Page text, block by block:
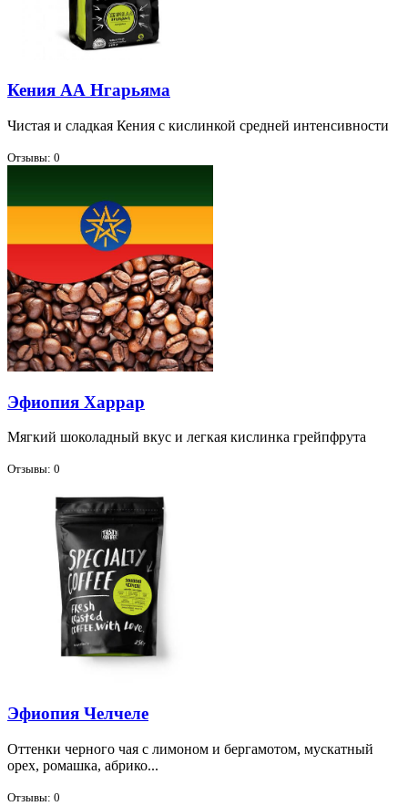
Кения АА Нгарьяма
Чи­стая и слад­кая Ке­ния с кис­лин­кой сред­ней ин­тен­сив­но­сти
Отзывы: 0
Эфиопия Харрар
Мяг­кий шо­ко­лад­ный вкус и лег­кая кис­лин­ка грейп­фру­та
Отзывы: 0
Эфиопия Челчеле
От­тен­ки чер­но­го чая с ли­мо­ном и бер­га­мо­том, му­скат­ный
орех, ро­маш­ка, аб­ри­ко...
Отзывы: 0